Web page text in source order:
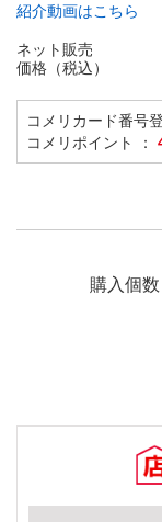
紹介動画はこちら
ネット販売
価格（税込）
コメリカード番号
コメリポイント ：
購入個数